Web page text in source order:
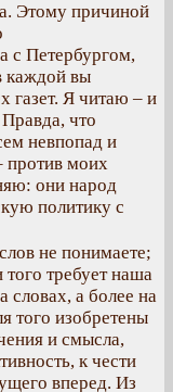
Этому причиной
с Петербургом,
каждой вы
газет. Я читаю – и
что
невпопад и
против моих
они народ
политику с
не понимаете;
требует наша
словах, а более на
того изобретены
и смысла,
к чести
вперед. Из